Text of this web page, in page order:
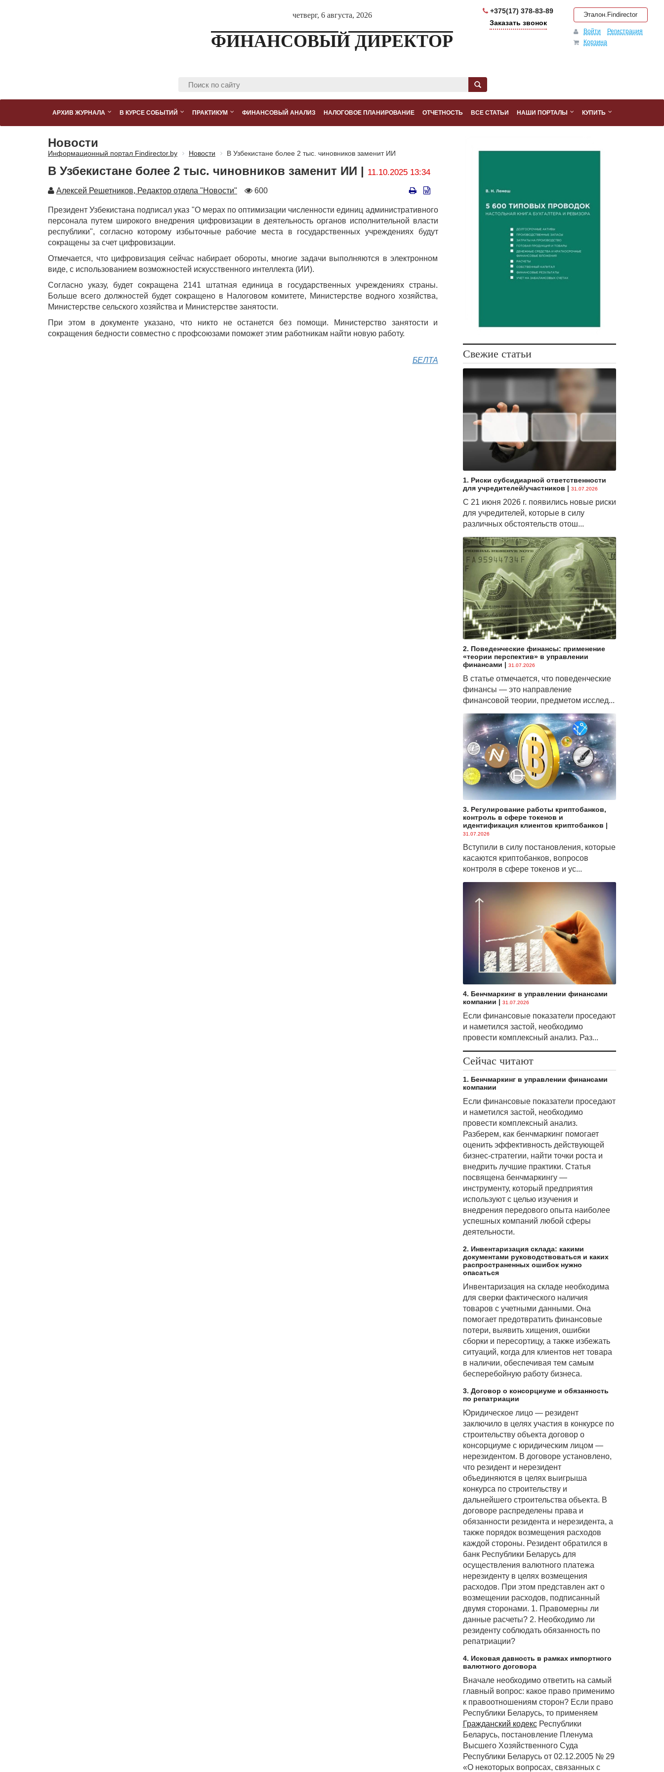
четверг, 6 августа, 2026
ФИНАНСОВЫЙ ДИРЕКТОР
+375(17) 378-83-89
Заказать звонок
Эталон.Findirector
Войти
Регистрация
Корзина
АРХИВ ЖУРНАЛА В КУРСЕ СОБЫТИЙ ПРАКТИКУМ ФИНАНСОВЫЙ АНАЛИЗ НАЛОГОВОЕ ПЛАНИРОВАНИЕ ОТЧЕТНОСТЬ ВСЕ СТАТЬИ НАШИ ПОРТАЛЫ КУПИТЬ
Новости
Информационный портал Findirector.by Новости В Узбекистане более 2 тыс. чиновников заменит ИИ
В Узбекистане более 2 тыс. чиновников заменит ИИ | 11.10.2025 13:34
Автор
Алексей Решетников, Редактор отдела "Новости"
Количество
600
Президент Узбекистана подписал указ "О мерах по оптимизации численности единиц административного
персонала путем широкого внедрения цифровизации в деятельность органов исполнительной власти
республики", согласно которому избыточные рабочие места в государственных учреждениях будут
сокращены за счет цифровизации.
Отмечается, что цифровизация сейчас набирает обороты, многие задачи выполняются в электронном
виде, с использованием возможностей искусственного интеллекта (ИИ).
Согласно указу, будет сокращена 2141 штатная единица в государственных учреждениях страны.
Больше всего должностей будет сокращено в Налоговом комитете, Министерстве водного хозяйства,
Министерстве сельского хозяйства и Министерстве занятости.
При этом в документе указано, что никто не останется без помощи. Министерство занятости и
сокращения бедности совместно с профсоюзами поможет этим работникам найти новую работу.
БЕЛТА
Свежие статьи
1. Риски субсидиарной ответственности
для учредителей/участников | 31.07.2026
С 21 июня 2026 г. появились новые риски
для учредителей, которые в силу
различных обстоятельств отош...
2. Поведенческие финансы: применение
«теории перспектив» в управлении
финансами | 31.07.2026
В статье отмечается, что поведенческие
финансы — это направление
финансовой теории, предметом исслед...
3. Регулирование работы криптобанков,
контроль в сфере токенов и
идентификация клиентов криптобанков |
31.07.2026
Вступили в силу постановления, которые
касаются криптобанков, вопросов
контроля в сфере токенов и ус...
4. Бенчмаркинг в управлении финансами
компании | 31.07.2026
Если финансовые показатели проседают
и наметился застой, необходимо
провести комплексный анализ. Раз...
Сейчас читают
1. Бенчмаркинг в управлении финансами
компании
Если финансовые показатели проседают
и наметился застой, необходимо
провести комплексный анализ.
Разберем, как бенчмаркинг помогает
оценить эффективность действующей
бизнес-стратегии, найти точки роста и
внедрить лучшие практики. Статья
посвящена бенчмаркингу —
инструменту, который предприятия
используют с целью изучения и
внедрения передового опыта наиболее
успешных компаний любой сферы
деятельности.
2. Инвентаризация склада: какими
документами руководствоваться и каких
распространенных ошибок нужно
опасаться
Инвентаризация на складе необходима
для сверки фактического наличия
товаров с учетными данными. Она
помогает предотвратить финансовые
потери, выявить хищения, ошибки
сборки и пересортицу, а также избежать
ситуаций, когда для клиентов нет товара
в наличии, обеспечивая тем самым
бесперебойную работу бизнеса.
3. Договор о консорциуме и обязанность
по репатриации
Юридическое лицо — резидент
заключило в целях участия в конкурсе по
строительству объекта договор о
консорциуме с юридическим лицом —
нерезидентом. В договоре установлено,
что резидент и нерезидент
объединяются в целях выигрыша
конкурса по строительству и
дальнейшего строительства объекта. В
договоре распределены права и
обязанности резидента и нерезидента, а
также порядок возмещения расходов
каждой стороны. Резидент обратился в
банк Республики Беларусь для
осуществления валютного платежа
нерезиденту в целях возмещения
расходов. При этом представлен акт о
возмещении расходов, подписанный
двумя сторонами. 1. Правомерны ли
данные расчеты? 2. Необходимо ли
резиденту соблюдать обязанность по
репатриации?
4. Исковая давность в рамках импортного
валютного договора
Вначале необходимо ответить на самый
главный вопрос: какое право применимо
к правоотношениям сторон? Если право
Республики Беларусь, то применяем
Гражданский кодексРеспублики
Беларусь, постановление Пленума
Высшего Хозяйственного Суда
Республики Беларусь от 02.12.2005 № 29
«О некоторых вопросах, связанных с